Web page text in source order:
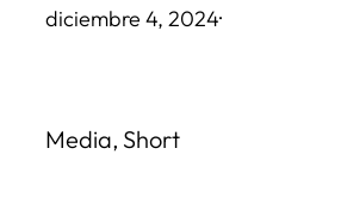
diciembre 4, 2024·
Media, Short